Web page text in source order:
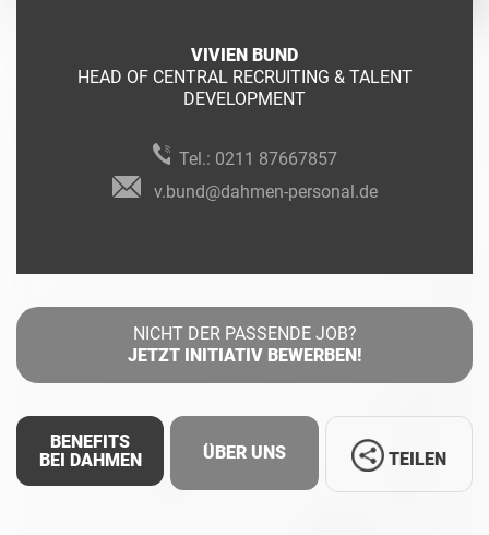
VIVIEN BUND
HEAD OF CENTRAL RECRUITING & TALENT
DEVELOPMENT
Tel.: 0211 87667857
v.bund@dahmen-personal.de
NICHT DER PASSENDE JOB?
JETZT INITIATIV BEWERBEN!
BENEFITS
BEI DAHMEN
ÜBER UNS TEILEN